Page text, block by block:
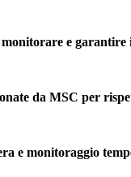
e garantire
da MSC per
e monitoraggio